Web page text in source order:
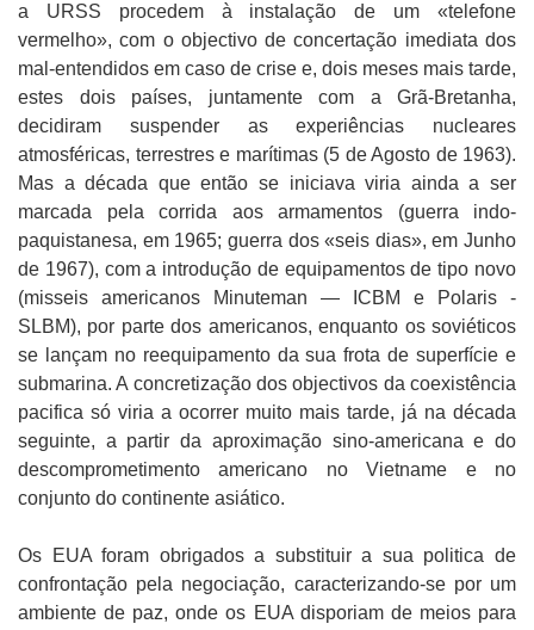
a URSS procedem à instalação de um «telefone
vermelho», com o objectivo de concertação imediata dos
mal-entendidos em caso de crise e, dois meses mais tarde,
estes dois países, juntamente com a Grã-Bretanha,
decidiram suspender as experiências nucleares
atmosféricas, terrestres e marítimas (5 de Agosto de 1963).
Mas a década que então se iniciava viria ainda a ser
marcada pela corrida aos armamentos (guerra indo-
paquistanesa, em 1965; guerra dos «seis dias», em Junho
de 1967), com a introdução de equipamentos de tipo novo
(misseis americanos Minuteman — ICBM e Polaris -
SLBM), por parte dos americanos, enquanto os soviéticos
se lançam no reequipamento da sua frota de superfície e
submarina. A concretização dos objectivos da coexistência
pacifica só viria a ocorrer muito mais tarde, já na década
seguinte, a partir da aproximação sino-americana e do
descomprometimento americano no Vietname e no
conjunto do continente asiático.
Os EUA foram obrigados a substituir a sua politica de
confrontação pela negociação, caracterizando-se por um
ambiente de paz, onde os EUA disporiam de meios para